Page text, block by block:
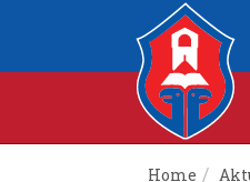
Home